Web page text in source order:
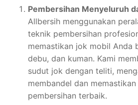
Pembersihan Menyeluruh
Allbersih menggunakan
teknik pembersihan
memastikan jok mobil Anda
debu, dan kuman. Kami
sudut jok dengan teliti,
membandel dan
pembersihan terbaik.